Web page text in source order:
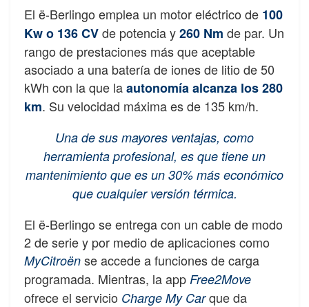
El ë-Berlingo emplea un motor eléctrico de 100
Kw o 136 CVde potencia y260 Nm de par. Un
rango de prestaciones más que aceptable
asociado a una batería de iones de litio de 50
kWh con la que laautonomía alcanza los 280
km. Su velocidad máxima es de 135 km/h.
Una de sus mayores ventajas, como
herramienta profesional, es que tiene un
mantenimiento que es un 30% más económico
que cualquier versión térmica.
El ë-Berlingo se entrega con un cable de modo
2 de serie y por medio de aplicaciones como
MyCitroën se accede a funciones de carga
programada. Mientras, la app Free2Move
ofrece el servicio Charge My Carque da